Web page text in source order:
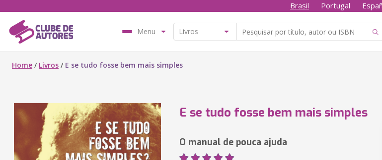
Brasil Portugal
Menu
Home / Livros / E se tudo fosse bem mais simples
E se tudo fosse bem mais simples
O manual de pouca ajuda